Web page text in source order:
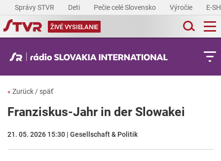
Správy STVR Deti Pečie celé Slovensko Výročie E-
ŽIVÉ VYSIELANIE
« Zurück / späť
Franziskus-Jahr in der Slowakei
21. 05. 2026 15:30 | Gesellschaft & Politik